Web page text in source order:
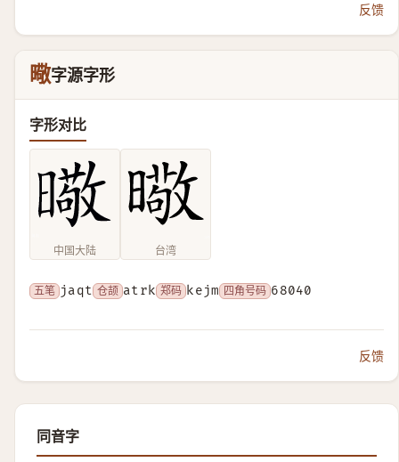
反馈
曔字源字形
字形对比
中国大陆 台湾
五笔 jaqt 仓颉 atrk 郑码 kejm 四角号码 68040
反馈
同音字